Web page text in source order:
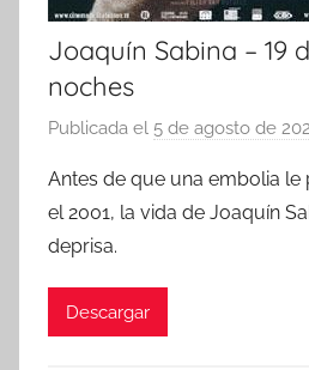
Joaquín Sabina – 19
noches
Publicada el 5 de agosto de
Antes de que una embolia le
el 2001, la vida de Joaquín
deprisa.
Descargar